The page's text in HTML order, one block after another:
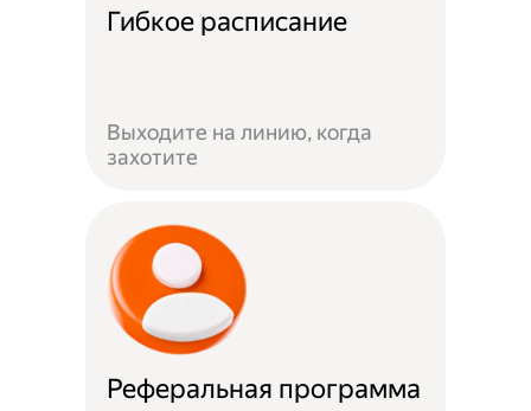
Гибкое расписание
Выходите на линию, когда
захотите
Реферальная программа